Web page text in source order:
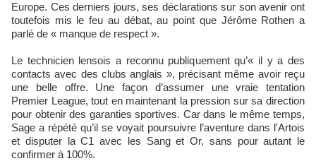
Europe. Ces derniers jours, ses déclarations sur son avenir ont
toutefois mis le feu au débat, au point que Jérôme Rothen a
parlé de « manque de respect ».
Le technicien lensois a reconnu publiquement qu’« il y a des
contacts avec des clubs anglais », précisant même avoir reçu
une belle offre. Une façon d’assumer une vraie tentation
Premier League, tout en maintenant la pression sur sa direction
pour obtenir des garanties sportives. Car dans le même temps,
Sage a répété qu’il se voyait poursuivre l’aventure dans l'Artois
et disputer la C1 avec les Sang et Or, sans pour autant le
confirmer à 100%.